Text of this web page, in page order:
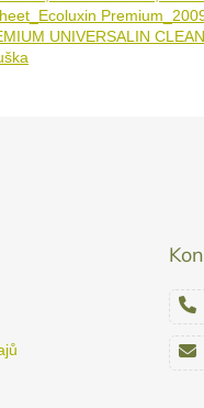
UNIVERSALIN